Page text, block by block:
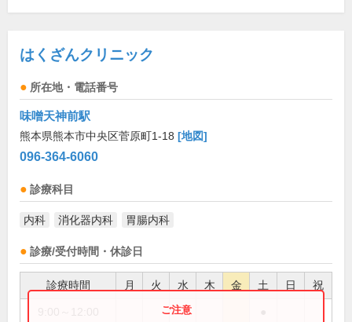
はくざんクリニック
所在地・電話番号
味噌天神前駅
熊本県熊本市中央区菅原町1-18 [地図]
096-364-6060
診療科目
内科 消化器内科 胃腸内科
診療/受付時間・休診日
診療時間 月 火 水 木 金 土 日 祝